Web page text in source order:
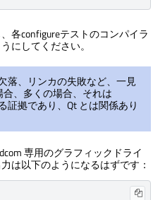
各configureテストのコンパイラ
にしてください。
落、リンカの失敗など、一見
、多くの場合、それは
証拠であり、Qt とは関係あり
専用のグラフィックドライ
は以下のようになるはずです：